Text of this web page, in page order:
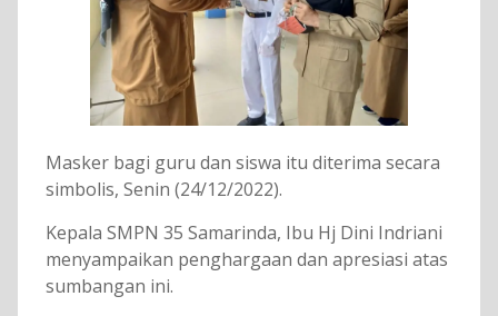
Masker bagi guru dan siswa itu diterima secara
simbolis, Senin (24/12/2022).
Kepala SMPN 35 Samarinda, Ibu Hj Dini Indriani
menyampaikan penghargaan dan apresiasi atas
sumbangan ini.